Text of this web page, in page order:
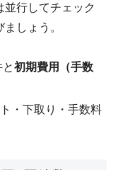
並行してチェック
しょう。
と初期費用（手数
・下取り・手数料